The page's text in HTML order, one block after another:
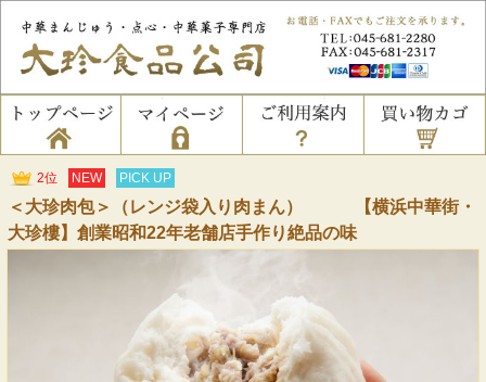
2位 NEW PICK UP
＜大珍肉包＞（レンジ袋入り肉まん） 【横浜中華街・
大珍樓】創業昭和22年老舗店手作り絶品の味